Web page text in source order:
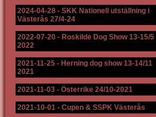
2024-04-28 - SKK Nationell utställning i
Västerås 27/4-24
2022-07-20 - Roskilde Dog Show 13-15/5
2022
2021-11-25 - Herning dog show 13-14/11
2021
2021-11-03 - Österrike 24/10-2021
2021-10-01 - Cupen & SSPK Västerås